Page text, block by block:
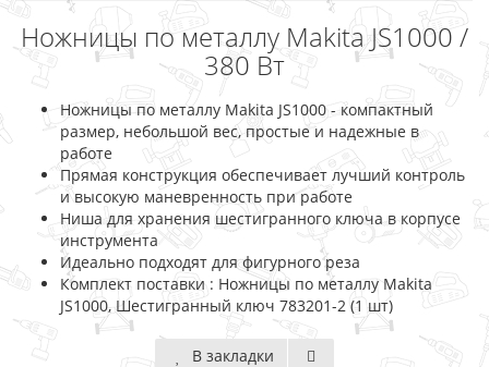
Ножницы по металлу Makita JS1000 /
380 Вт
Ножницы по металлу Makita JS1000 - компактный
размер, небольшой вес, простые и надежные в
работе
Прямая конструкция обеспечивает лучший контроль
и высокую маневренность при работе
Ниша для хранения шестигранного ключа в корпусе
инструмента
Идеально подходят для фигурного реза
Комплект поставки : Ножницы по металлу Makita
JS1000, Шестигранный ключ 783201-2 (1 шт)
В закладки